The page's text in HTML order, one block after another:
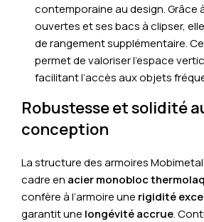
contemporaine au design. Grâce
ouvertes et ses bacs à clipser,
de rangement supplémentaire.
permet de valoriser l’espace
facilitant l’accès aux objets
Robustesse et solidité
conception
La structure des armoires
cadre en acier monobloc
confère à l’armoire une rigidité
garantit une longévité accrue.